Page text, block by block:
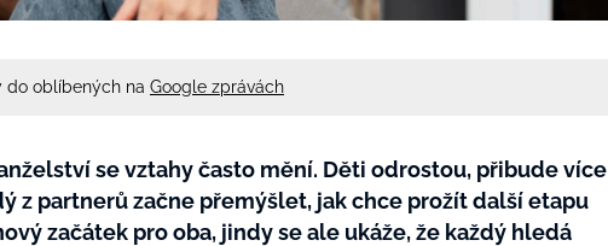
do oblíbených na Google zprávách
se vztahy často mění. Děti odrostou, přibude více
z partnerů začne přemýšlet, jak chce prožít další etapu
začátek pro oba, jindy se ale ukáže, že každý hledá